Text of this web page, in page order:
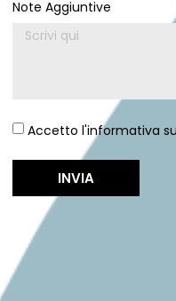
Note Aggiuntive
Accetto l'informativa
INVIA